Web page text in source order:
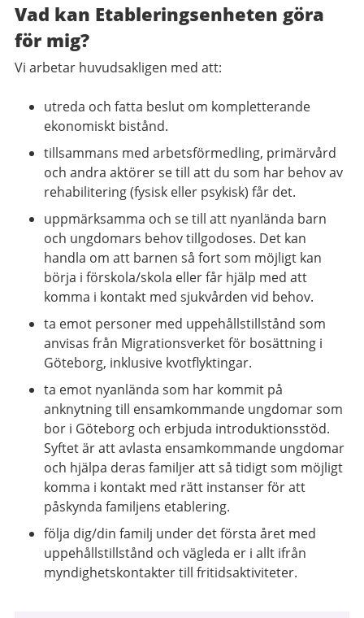
Vad kan Etableringsenheten göra
för mig?
Vi arbetar huvudsakligen med att:
utreda och fatta beslut om kompletterande
ekonomiskt bistånd.
tillsammans med arbetsförmedling, primärvård
och andra aktörer se till att du som har behov av
rehabilitering (fysisk eller psykisk) får det.
uppmärksamma och se till att nyanlända barn
och ungdomars behov tillgodoses. Det kan
handla om att barnen så fort som möjligt kan
börja i förskola/skola eller får hjälp med att
komma i kontakt med sjukvården vid behov.
ta emot personer med uppehållstillstånd som
anvisas från Migrationsverket för bosättning i
Göteborg, inklusive kvotflyktingar.
ta emot nyanlända som har kommit på
anknytning till ensamkommande ungdomar som
bor i Göteborg och erbjuda introduktionsstöd.
Syftet är att avlasta ensamkommande ungdomar
och hjälpa deras familjer att så tidigt som möjligt
komma i kontakt med rätt instanser för att
påskynda familjens etablering.
följa dig/din familj under det första året med
uppehållstillstånd och vägleda er i allt ifrån
myndighetskontakter till fritidsaktiviteter.